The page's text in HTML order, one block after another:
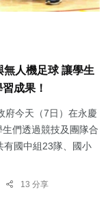
無人機足球 讓學生
成果！
府今天（7日）在永慶
們透過競技及團隊合
國中組23隊、國小
13 分享